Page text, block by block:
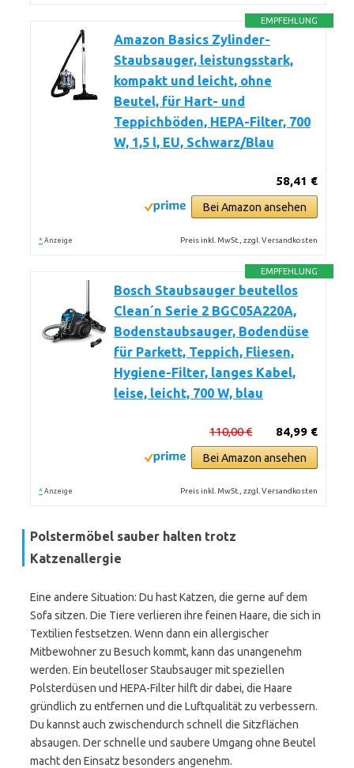
EMPFEHLUNG
Amazon Basics Zylinder-
Staubsauger, leistungsstark,
kompakt und leicht, ohne
Beutel, für Hart- und
Teppichböden, HEPA-Filter, 700
W, 1,5 l, EU, Schwarz/Blau
58,41 €
Bei Amazon ansehen
* Anzeige Preis inkl. MwSt., zzgl. Versandkosten
EMPFEHLUNG
Bosch Staubsauger beutellos
Clean´n Serie 2 BGC05A220A,
Bodenstaubsauger, Bodendüse
für Parkett, Teppich, Fliesen,
Hygiene-Filter, langes Kabel,
leise, leicht, 700 W, blau
84,99 €
110,00 €
Bei Amazon ansehen
* Anzeige Preis inkl. MwSt., zzgl. Versandkosten
Polstermöbel sauber halten trotz
Katzenallergie
Eine andere Situation: Du hast Katzen, die gerne auf dem
Sofa sitzen. Die Tiere verlieren ihre feinen Haare, die sich in
Textilien festsetzen. Wenn dann ein allergischer
Mitbewohner zu Besuch kommt, kann das unangenehm
werden. Ein beutelloser Staubsauger mit speziellen
Polsterdüsen und HEPA-Filter hilft dir dabei, die Haare
gründlich zu entfernen und die Luftqualität zu verbessern.
Du kannst auch zwischendurch schnell die Sitzflächen
absaugen. Der schnelle und saubere Umgang ohne Beutel
macht den Einsatz besonders angenehm.